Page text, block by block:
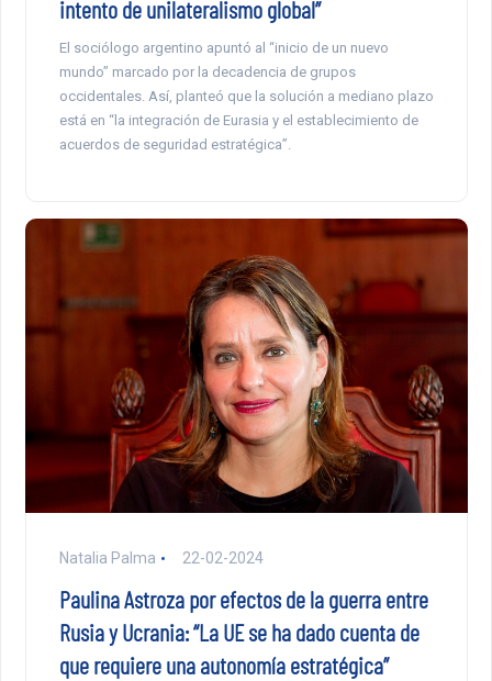
intento de unilateralismo global”
El sociólogo argentino apuntó al “inicio de un nuevo
mundo” marcado por la decadencia de grupos
occidentales. Así, planteó que la solución a mediano plazo
está en “la integración de Eurasia y el establecimiento de
acuerdos de seguridad estratégica”.
Natalia Palma 22-02-2024
Paulina Astroza por efectos de la guerra entre
Rusia y Ucrania: “La UE se ha dado cuenta de
que requiere una autonomía estratégica”